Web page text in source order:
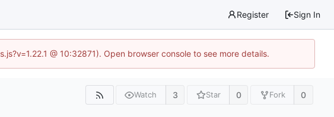
Register Sign In
@ 10:32871). Open browser console to see more details.
Watch 3 Star 0 Fork 0